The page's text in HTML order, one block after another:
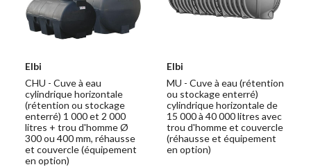
Elbi
CHU - Cuve à eau
cylindrique horizontale
(rétention ou stockage
enterré) 1 000 et 2 000
litres + trou d'homme Ø
300 ou 400 mm, réhausse
et couvercle (équipement
en option)
Elbi
MU - Cuve à eau (rétention
ou stockage enterré)
cylindrique horizontale de
15 000 à 40 000 litres avec
trou d'homme et couvercle
(réhausse et équipement
en option)